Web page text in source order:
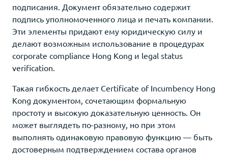
подписания. Документ обязательно содержит
подпись уполномоченного лица и печать компании.
Эти элементы придают ему юридическую силу и
делают возможным использование в процедурах
corporate compliance Hong Kong и legal status
verification.
Такая гибкость делает Certificate of Incumbency Hong
Kong документом, сочетающим формальную
простоту и высокую доказательную ценность. Он
может выглядеть по-разному, но при этом
выполнять одинаковую правовую функцию — быть
достоверным подтверждением состава органов